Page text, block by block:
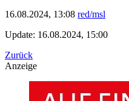
16.08.2024, 13:08 red/msl
Update: 16.08.2024, 15:00
Zurück
Anzeige